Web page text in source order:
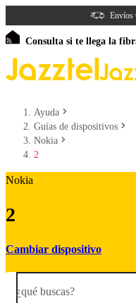
Envíos
Consulta si te llega la
Ayuda
Guías de dispositivos
Nokia
2
Nokia
2
Cambiar dispositivo
¿qué buscas?